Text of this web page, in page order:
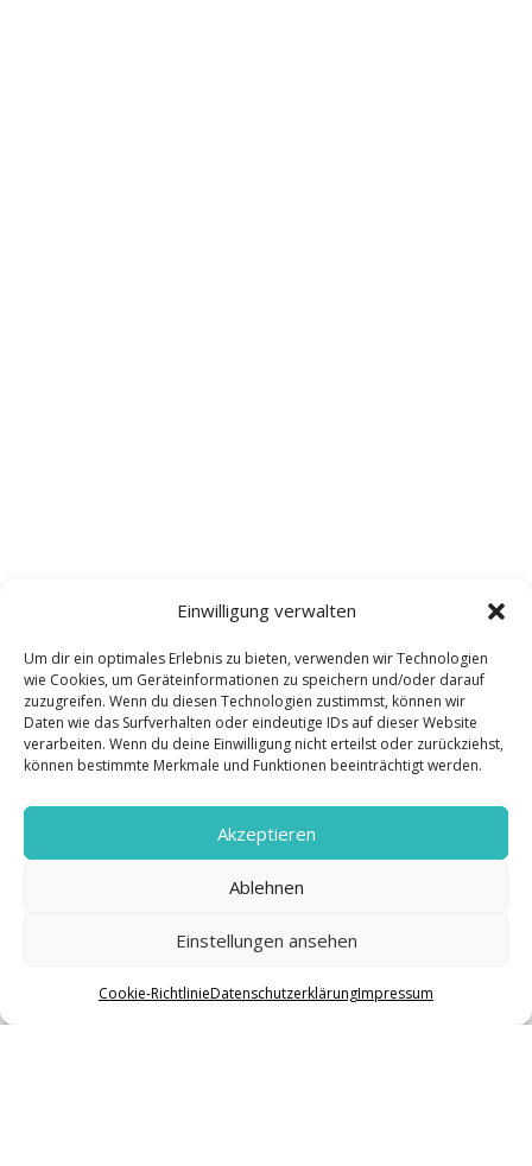
Einwilligung verwalten
Um dir ein optimales Erlebnis zu bieten, verwenden wir Technologien
wie Cookies, um Geräteinformationen zu speichern und/oder darauf
zuzugreifen. Wenn du diesen Technologien zustimmst, können wir
Daten wie das Surfverhalten oder eindeutige IDs auf dieser Website
verarbeiten. Wenn du deine Einwilligung nicht erteilst oder zurückziehst,
können bestimmte Merkmale und Funktionen beeinträchtigt werden.
Akzeptieren
Ablehnen
Einstellungen ansehen
Cookie-RichtlinieDatenschutzerklärungImpressum